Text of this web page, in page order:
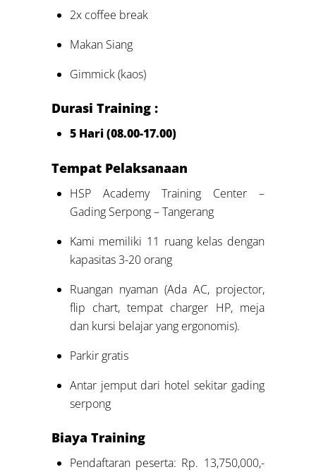
2x coffee break
Makan Siang
Gimmick (kaos)
Durasi Training :
5 Hari (08.00-17.00)
Tempat Pelaksanaan
HSP Academy Training Center –
Gading Serpong – Tangerang
Kami memiliki 11 ruang kelas dengan
kapasitas 3-20 orang
Ruangan nyaman (Ada AC, projector,
flip chart, tempat charger HP, meja
dan kursi belajar yang ergonomis).
Parkir gratis
Antar jemput dari hotel sekitar gading
serpong
Biaya Training
Pendaftaran peserta: Rp. 13,750,000,-